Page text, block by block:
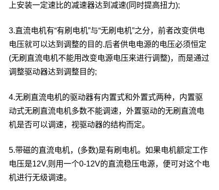
上安装一定速比的减速器达到减速(同时提高扭力);
3.直流电机有“有刷电机”与“无刷电机”之分，前者改变供电
电压就可以达到调整的目的.后者供电电源的电压必须恒定
(无刷直流电机不能用改变电源电压来进行调整)，而是通过
调整驱动器达到调整目的;
4.无刷直流电机的驱动器有内置式和外置式两种，内置驱
动式无刷直流电机多数不能调速，外置驱动的无刷直流电
机是否可以调速，视驱动器的结构而定。
5.带磁的直流电机，(多数)是有刷电机。如果电机额定工作
电压是12V,则用一个0-12V的直流稳压电源，便可对这个电
机进行无级调速。